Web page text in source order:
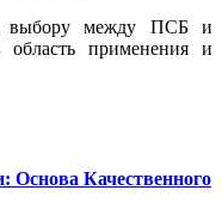
выбору между ПСБ и
применения и
Качественного